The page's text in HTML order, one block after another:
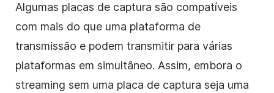
Algumas placas de captura são compatíveis
com mais do que uma plataforma de
transmissão e podem transmitir para várias
plataformas em simultâneo. Assim, embora o
streaming sem uma placa de captura seja uma